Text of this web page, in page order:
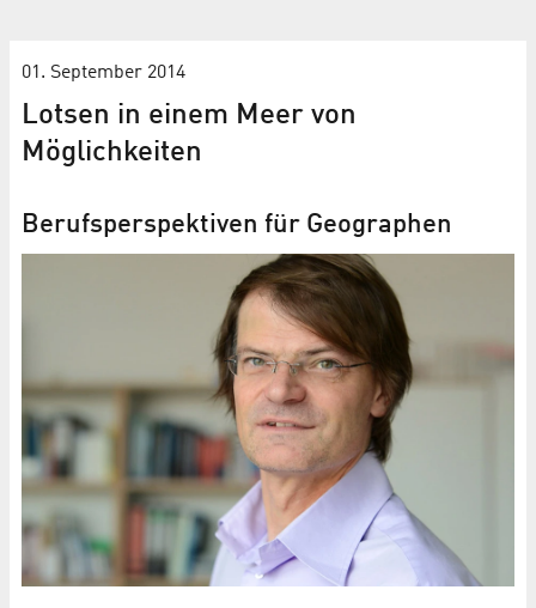
01. September 2014
Lotsen in einem Meer von
Möglichkeiten
Berufsperspektiven für Geographen